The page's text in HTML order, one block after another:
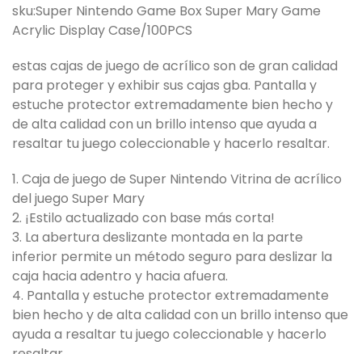
sku:Super Nintendo Game Box Super Mary Game
Acrylic Display Case/100PCS
estas cajas de juego de acrílico son de gran calidad
para proteger y exhibir sus cajas gba. Pantalla y
estuche protector extremadamente bien hecho y
de alta calidad con un brillo intenso que ayuda a
resaltar tu juego coleccionable y hacerlo resaltar.
1. Caja de juego de Super Nintendo Vitrina de acrílico
del juego Super Mary
2. ¡Estilo actualizado con base más corta!
3. La abertura deslizante montada en la parte
inferior permite un método seguro para deslizar la
caja hacia adentro y hacia afuera.
4. Pantalla y estuche protector extremadamente
bien hecho y de alta calidad con un brillo intenso que
ayuda a resaltar tu juego coleccionable y hacerlo